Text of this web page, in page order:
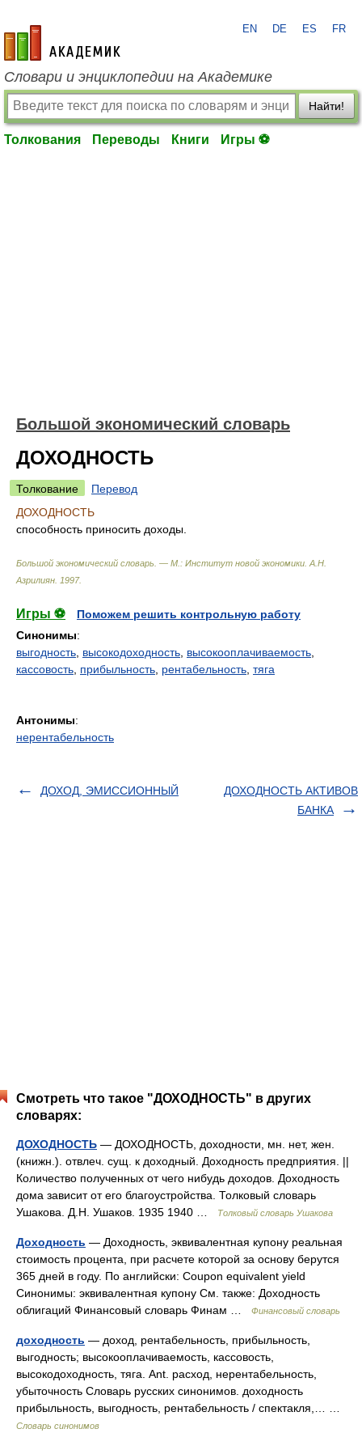
academic.ru
EN DE ES FR
Словари и энциклопедии на Академике
Найти!
Толкования Переводы Книги Игры ⚽
Большой экономический словарь
ДОХОДНОСТЬ
Толкование
Перевод
ДОХОДНОСТЬ
способность приносить доходы.
Большой экономический словарь. — М.: Институт новой экономики А.Н.
Азрилиян 1997.
Игры ⚽
Поможем решить контрольную работу
Синонимы:
выгодность высокодоходность высокооплачиваемость
кассовость прибыльность рентабельность тяга
Антонимы:
нерентабельность
ДОХОД, ЭМИССИОННЫЙ
ДОХОДНОСТЬ АКТИВОВ
БАНКА
Смотреть что такое "ДОХОДНОСТЬ" в других
словарях:
ДОХОДНОСТЬ — ДОХОДНОСТЬ, доходности, мн. нет, жен.
(книжн.). отвлеч. сущ. к доходный. Доходность предприятия. ||
Количество полученных от чего нибудь доходов. Доходность
дома зависит от его благоустройства. Толковый словарь
Ушакова. Д.Н. Ушаков. 1935 1940 …
Толковый словарь Ушакова
Доходность — Доходность, эквивалентная купону реальная
стоимость процента, при расчете которой за основу берутся
365 дней в году. По английски: Coupon equivalent yield
Синонимы: эквивалентная купону См. также: Доходность
облигаций Финансовый словарь Финам …
Финансовый словарь
доходность — доход, рентабельность, прибыльность,
выгодность; высокооплачиваемость, кассовость,
высокодоходность, тяга. Ant. расход, нерентабельность,
убыточность Словарь русских синонимов. доходность
прибыльность, выгодность, рентабельность / спектакля,… …
Словарь синонимов